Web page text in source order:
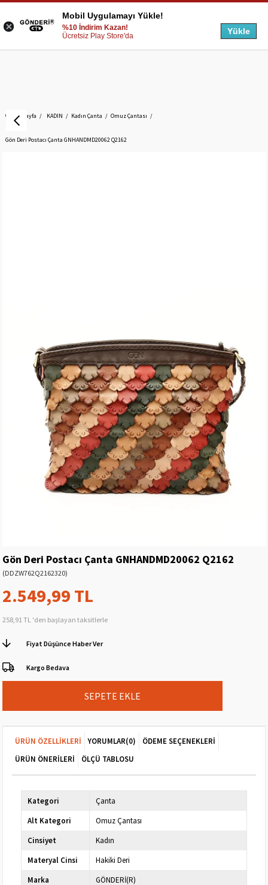
Anasayfa KADIN Kadın Çanta Omuz Çantası
Gön Deri Postacı Çanta GNHANDMD20062 Q2162
Gön Deri Postacı Çanta GNHANDMD20062 Q2162
(DDZW762Q2162320)
2.549,99 TL
258,91 TL 'den başlayan taksitlerle
Fiyat Düşünce Haber Ver
Kargo Bedava
ÜRÜN ÖZELLIKLERI YORUMLAR(0)
ÖDEME SEÇENEKLERI
ÜRÜN ÖNERILERI
ÖLÇÜ TABLOSU
Kategori
Çanta
Alt Kategori
Omuz Çantası
Cinsiyet
Kadın
Materyal Cinsi
Hakiki Deri
Marka
GÖNDERİ(R)
Mobil Uygulamayı Yükle!
%10 İndirim Kazan!
Ücretsiz Play Store'da
Yükle